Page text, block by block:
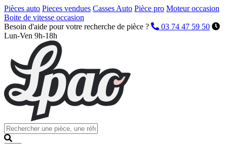
Pièces auto Pieces vendues Casses Auto Pièce pro Moteur occasion
Boite de vitesse occasion
Besoin d'aide pour votre recherche de pièce ?
03 74 47 59 50
Lun-Ven 9h-18h